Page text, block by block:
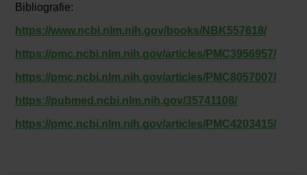
Bibliografie:
https://www.ncbi.nlm.nih.gov/books/NBK557618/
https://pmc.ncbi.nlm.nih.gov/articles/PMC3956957/
https://pmc.ncbi.nlm.nih.gov/articles/PMC8057007/
https://pubmed.ncbi.nlm.nih.gov/35741108/
https://pmc.ncbi.nlm.nih.gov/articles/PMC4203415/